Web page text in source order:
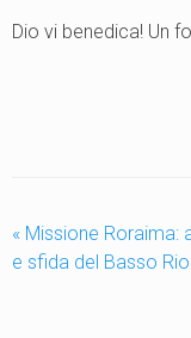
Dio vi benedica! Un
« Missione Roraima:
e sfida del Basso